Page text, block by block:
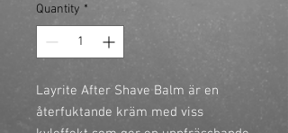
Quantity *
Layrite After Shave Balm är en
återfuktande kräm med viss